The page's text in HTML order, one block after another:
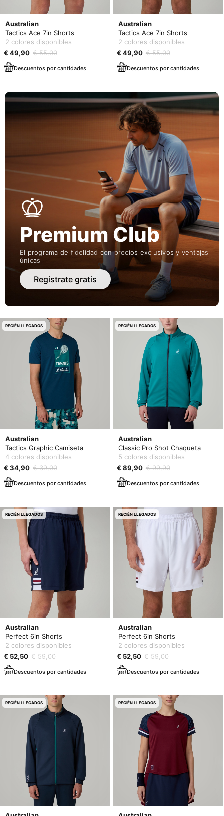
Australian
Tactics Ace 7in Shorts
2 colores disponibles
€ 49,90 € 55,00
Descuentos por cantidades
Australian
Tactics Ace 7in Shorts
2 colores disponibles
€ 49,90 € 55,00
Descuentos por cantidades
Premium Club
El programa de fidelidad con precios exclusivos y ventajas
únicas
Regístrate gratis
Australian
Tactics Graphic Camiseta
4 colores disponibles
€ 34,90 € 39,00
Descuentos por cantidades
RECIÉN LLEGADOS
Australian
Classic Pro Shot Chaqueta
5 colores disponibles
€ 89,90 € 99,90
Descuentos por cantidades
RECIÉN LLEGADOS
Australian
Perfect 6in Shorts
2 colores disponibles
€ 52,50 € 59,00
Descuentos por cantidades
RECIÉN LLEGADOS
Australian
Perfect 6in Shorts
2 colores disponibles
€ 52,50 € 59,00
Descuentos por cantidades
RECIÉN LLEGADOS
RECIÉN LLEGADOS RECIÉN LLEGADOS